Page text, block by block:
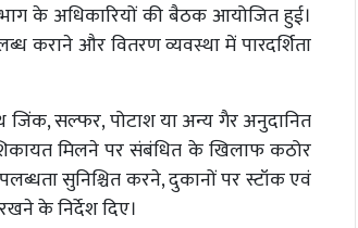
के अधिकारियों की बैठक आयोजित हुई।
कराने और वितरण व्यवस्था में पारदर्शिता
जिंक, सल्फर, पोटाश या अन्य गैर अनुदानित
मिलने पर संबंधित के खिलाफ कठोर
सुनिश्चित करने, दुकानों पर स्टॉक एवं
के निर्देश दिए।